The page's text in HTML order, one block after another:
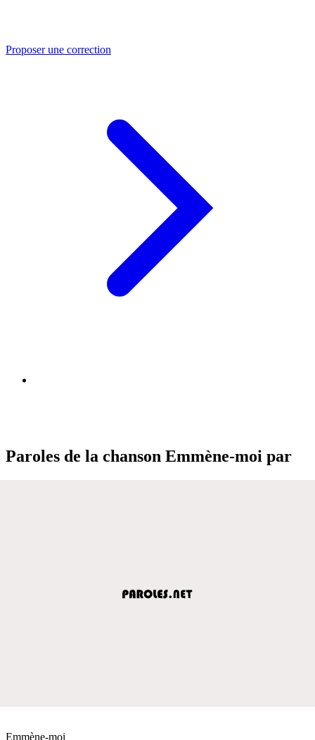
Proposer une correction
Paroles de la chanson Emmène-moi par
Emmène-moi